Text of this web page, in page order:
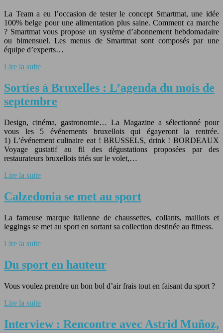
La Team a eu l’occasion de tester le concept Smartmat, une idée
100% belge pour une alimentation plus saine. Comment ca marche
? Smartmat vous propose un système d’abonnement hebdomadaire
ou bimensuel. Les menus de Smartmat sont composés par une
équipe d’experts…
Lire la suite
Sorties à Bruxelles : L’agenda du mois de
septembre
Design, cinéma, gastronomie… La Magazine a sélectionné pour
vous les 5 événements bruxellois qui égayeront la rentrée.
1) L’événement culinaire eat ! BRUSSELS, drink ! BORDEAUX
Voyage gustatif au fil des dégustations proposées par des
restaurateurs bruxellois triés sur le volet,…
Lire la suite
Calzedonia se met au sport
La fameuse marque italienne de chaussettes, collants, maillots et
leggings se met au sport en sortant sa collection destinée au fitness.
Lire la suite
Du sport en hauteur
Vous voulez prendre un bon bol d’air frais tout en faisant du sport ?
Lire la suite
Interview : Rencontre avec Astrid Muñoz,